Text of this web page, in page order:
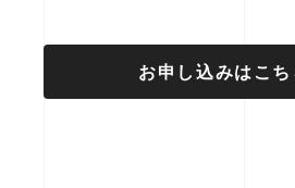
お申し込みはこち